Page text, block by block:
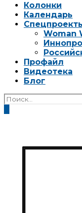
Колонки
Календарь
Woman
Профайл
Видеотека
Блог